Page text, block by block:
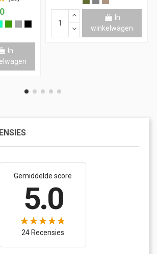
In
In
winkelwagen
Gemiddelde score
5.0
24 Recensies